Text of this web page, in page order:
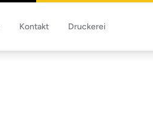
Kontakt Druckerei